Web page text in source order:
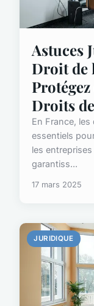
Astuces
Droit de
Protégez
Droits
En France,
essentiels
les
garantiss...
17 mars 2025
JURIDIQUE